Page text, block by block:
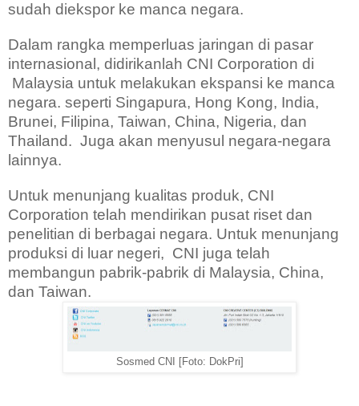
sudah diekspor ke manca negara.
Dalam rangka memperluas jaringan di pasar
internasional, didirikanlah CNI Corporation di
Malaysia untuk melakukan ekspansi ke manca
negara. seperti Singapura, Hong Kong, India,
Brunei, Filipina, Taiwan, China, Nigeria, dan
Thailand. Juga akan menyusul negara-negara
lainnya.
Untuk menunjang kualitas produk, CNI
Corporation telah mendirikan pusat riset dan
penelitian di berbagai negara. Untuk menunjang
produksi di luar negeri, CNI juga telah
membangun pabrik-pabrik di Malaysia, China,
dan Taiwan.
Sosmed CNI [Foto: DokPri]